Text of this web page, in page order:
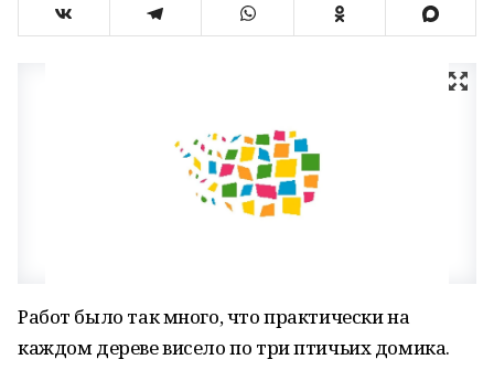
Работ было так много, что практически на
каждом дереве висело по три птичьих домика.